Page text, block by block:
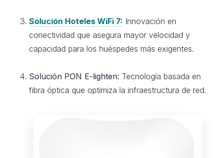
Solución Hoteles WiFi 7: Innovación en
conectividad que asegura mayor velocidad y
capacidad para los huéspedes más exigentes.
Solución PON E-lighten: Tecnología basada en
fibra óptica que optimiza la infraestructura de red.